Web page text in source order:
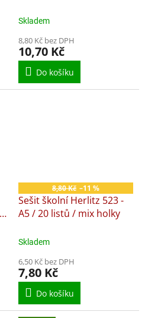
Skladem
8,80 Kč bez DPH
10,70 Kč
Do košíku
8,80 Kč –11 %
Sešit školní Herlitz 523 -
A5 / 20 listů / mix holky
Skladem
6,50 Kč bez DPH
7,80 Kč
Do košíku